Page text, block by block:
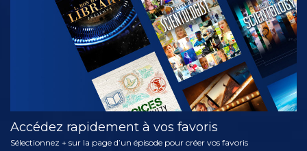
LES SÉRIES
Accédez rapidement à vos favoris
Sélectionnez + sur la page d’un épisode pour créer vos favoris